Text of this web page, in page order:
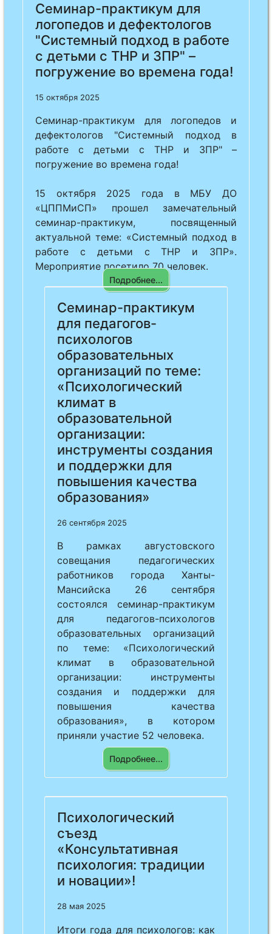
Семинар-практикум для
логопедов и дефектологов
"Системный подход в работе
с детьми с ТНР и ЗПР" –
погружение во времена года!
15 октября 2025
Семинар-практикум для логопедов и
дефектологов "Системный подход в
работе с детьми с ТНР и ЗПР" –
погружение во времена года!
15 октября 2025 года в МБУ ДО
«ЦППМиСП» прошел замечательный
семинар-практикум, посвященный
актуальной теме: «Системный подход в
работе с детьми с ТНР и ЗПР».
Мероприятие посетило 70 человек.
Подробнее...
Семинар-практикум
для педагогов-
психологов
образовательных
организаций по теме:
«Психологический
климат в
образовательной
организации:
инструменты создания
и поддержки для
повышения качества
образования»
26 сентября 2025
В рамках августовского
совещания педагогических
работников города Ханты-
Мансийска 26 сентября
состоялся семинар-практикум
для педагогов-психологов
образовательных организаций
по теме: «Психологический
климат в образовательной
организации: инструменты
создания и поддержки для
повышения качества
образования», в котором
приняли участие 52 человека.
Подробнее...
Психологический
съезд
«Консультативная
психология: традиции
и новации»!
28 мая 2025
Итоги года для психологов: как